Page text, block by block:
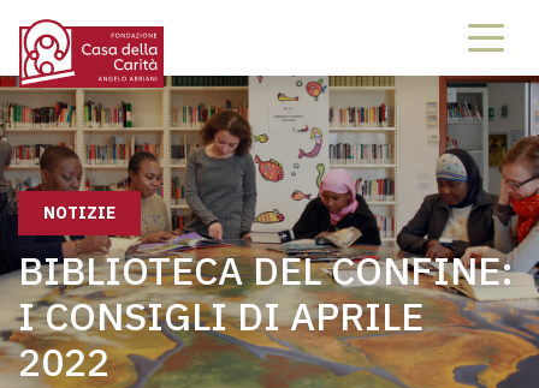
NOTIZIE
BIBLIOTECA DEL CONFINE:
I CONSIGLI DI APRILE
2022